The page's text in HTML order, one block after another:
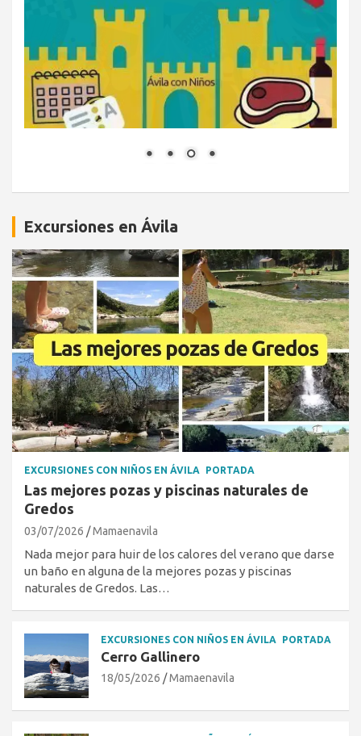
Excursiones en Ávila
EXCURSIONES CON NIÑOS EN ÁVILA PORTADA
Las mejores pozas y piscinas naturales de
Gredos
03/07/2026 Mamaenavila
Nada mejor para huir de los calores del verano que darse
un baño en alguna de la mejores pozas y piscinas
naturales de Gredos. Las…
EXCURSIONES CON NIÑOS EN ÁVILA PORTADA
Cerro Gallinero
18/05/2026 Mamaenavila